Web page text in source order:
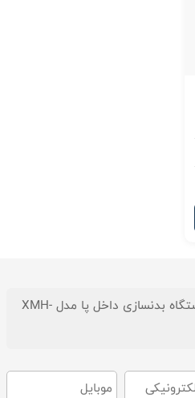
ارسال نظر / پرسش در مورد دستگاه بدنسازی داخل پا مدل XMH-